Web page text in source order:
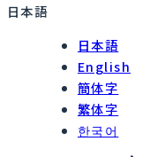
日本語
日本語
English
簡体字
繁体字
한국어